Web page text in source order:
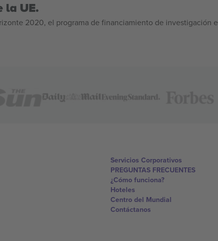
la UE.
2020, el programa de financiamiento de investigación e
Servicios Corporativos
PREGUNTAS FRECUENTES
¿Cómo funciona?
Hoteles
Centro del Mundial
Contáctanos